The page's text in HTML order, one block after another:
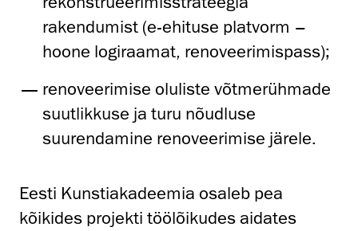
rakendumist (e-ehituse platvorm –
hoone logiraamat, renoveerimispass);
renoveerimise oluliste võtmerühmade
suutlikkuse ja turu nõudluse
suurendamine renoveerimise järele.
Eesti Kunstiakadeemia osaleb pea
kõikides projekti töölõikudes aidates